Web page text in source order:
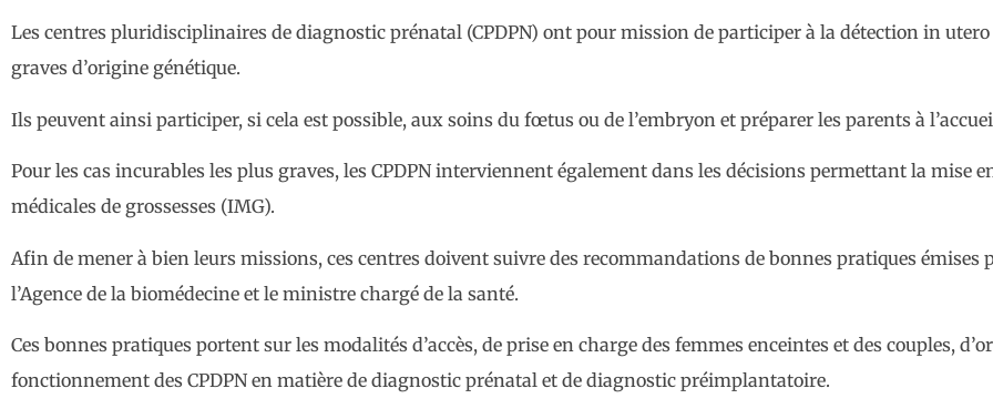
Les centres pluridisciplinaires de diagnostic prénatal (CPDPN) ont pour mission de participer à la détection in
graves d’origine génétique.
Ils peuvent ainsi participer, si cela est possible, aux soins du fœtus ou de l’embryon et préparer les parents à
Pour les cas incurables les plus graves, les CPDPN interviennent également dans les décisions permettant la mise
médicales de grossesses (IMG).
Afin de mener à bien leurs missions, ces centres doivent suivre des recommandations de bonnes pratiques émises
l’Agence de la biomédecine et le ministre chargé de la santé.
Ces bonnes pratiques portent sur les modalités d’accès, de prise en charge des femmes enceintes et des couples,
fonctionnement des CPDPN en matière de diagnostic prénatal et de diagnostic préimplantatoire.